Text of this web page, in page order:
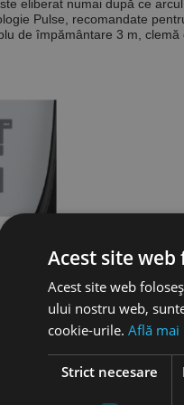
eliberat numai după ce
Pulse, recomandate
de împământare 3 m,
aer și conexiune.
secţionare de calitate
Acest site
Acest site web
ului nostru web,
cookie-urile. Află mai
Strict necesare